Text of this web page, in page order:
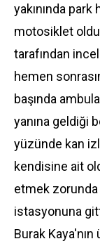
yakınında park
motosiklet
tarafından
hemen
başında
yanına geldiği
yüzünde kan
kendisine ait
etmek zorunda
istasyonuna
Burak